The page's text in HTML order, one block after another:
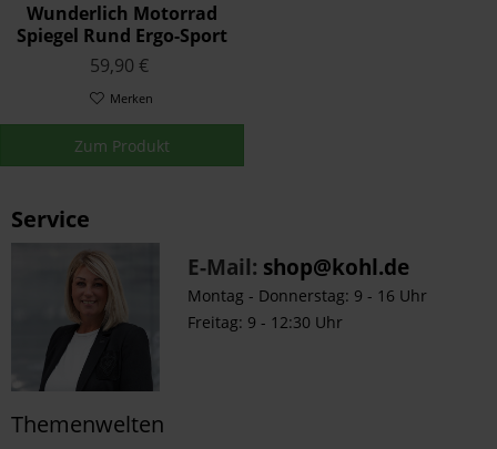
Wunderlich Motorrad
Spiegel Rund Ergo-Sport
59,90 €
Merken
Zum Produkt
Service
E-Mail: shop@kohl.de
Montag - Donnerstag: 9 - 16 Uhr
Freitag: 9 - 12:30 Uhr
Themenwelten